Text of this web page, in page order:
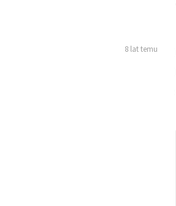
8 lat temu